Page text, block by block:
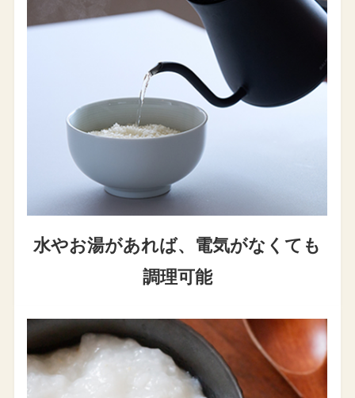
水やお湯があれば、 電気がなくても
調理可能